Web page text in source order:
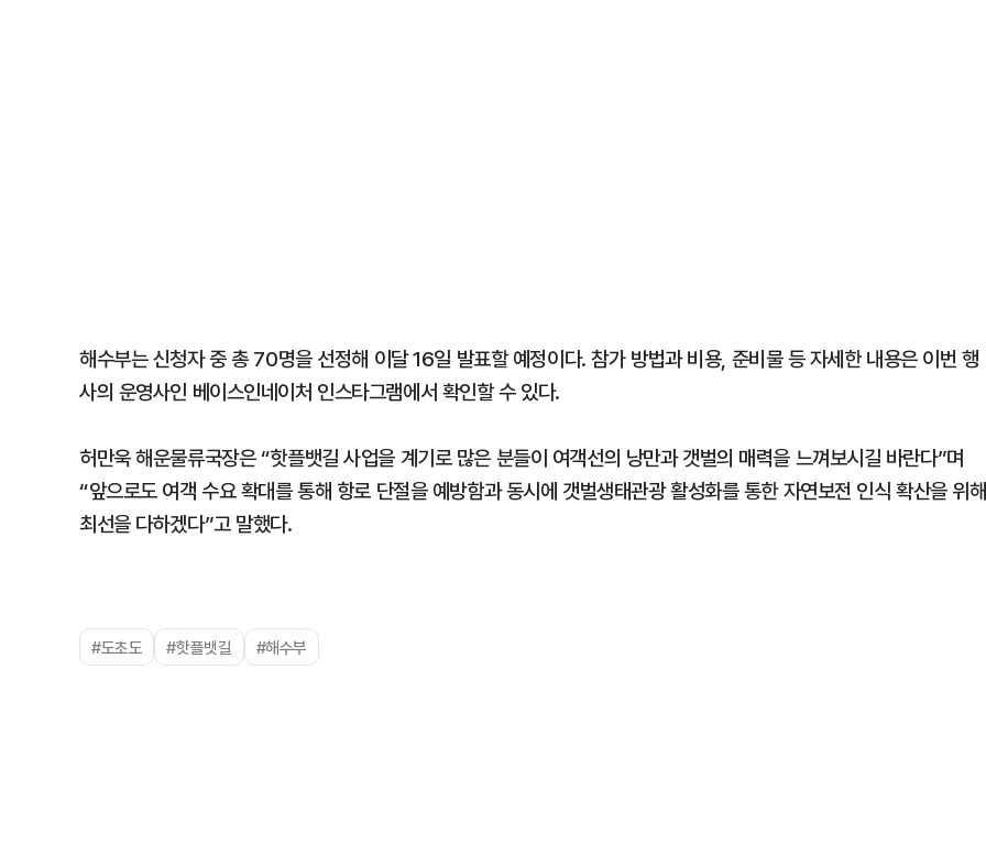
해수부는 신청자 중 총 70명을 선정해 이달 16일 발표할 예정이다. 참가 방법과 비용, 준비물 등 자세한 내용은 이번 행
사의 운영사인 베이스인네이처 인스타그램에서 확인할 수 있다.
허만욱 해운물류국장은 “핫플뱃길 사업을 계기로 많은 분들이 여객선의 낭만과 갯벌의 매력을 느껴보시길 바란다”며
“앞으로도 여객 수요 확대를 통해 항로 단절을 예방함과 동시에 갯벌생태관광 활성화를 통한 자연보전 인식 확산을 위해
최선을 다하겠다”고 말했다.
#도초도 #핫플뱃길 #해수부